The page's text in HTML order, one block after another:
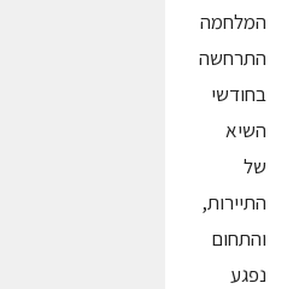
המלחמה
התרחשה
בחודשי
השיא
של
התיירות,
והתחום
נפגע